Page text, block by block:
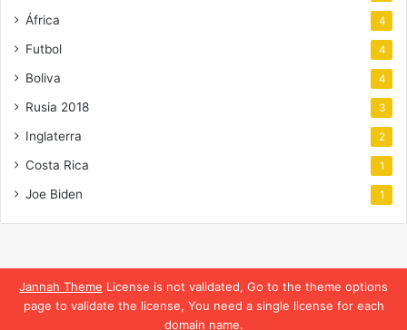
Jannah Theme License is not validated, Go to the theme options
page to validate the license, You need a single license for each
domain name.
África 4
Futbol 4
Boliva 4
Rusia 2018 3
Inglaterra 2
Costa Rica 1
Joe Biden 1